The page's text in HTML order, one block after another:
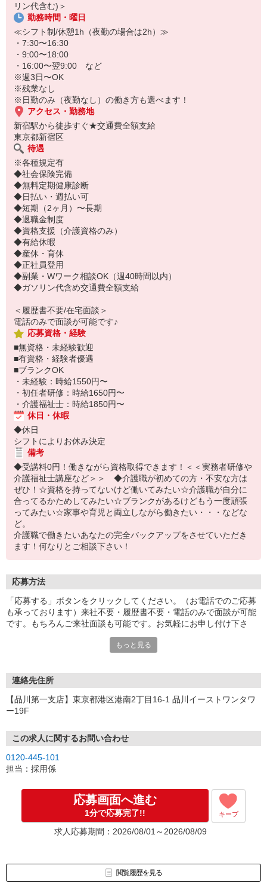
◇完全未経験でも安心◇
・充実した研修制度あり♪優しい先輩が丁寧に教えてくれます。
・サポート業務が中心なので、難しいことは特にありません！無資
格・未経験でもすぐに活躍できます♪
シフトの融通も利くのでプライベートを重視したい人にもおススメ
です！
ご応募お待ちしております♪
リン代含む)＞
勤務時間・曜日
≪シフト制/休憩1h（夜勤の場合は2h）≫
・7:30〜16:30
・9:00〜18:00
・16:00〜翌9:00 など
※週3日〜OK
※残業なし
※日勤のみ（夜勤なし）の働き方も選べます！
アクセス・勤務地
新宿駅から徒歩すぐ★交通費全額支給
東京都新宿区
待遇
※各種規定有
◆社会保険完備
◆無料定期健康診断
◆日払い・週払い可
◆短期（2ヶ月）〜長期
◆退職金制度
◆資格支援（介護資格のみ）
◆有給休暇
◆産休・育休
◆正社員登用
◆副業・Wワーク相談OK（週40時間以内）
◆ガソリン代含め交通費全額支給
＜履歴書不要/在宅面談＞
電話のみで面談が可能です♪
応募資格・経験
■無資格・未経験歓迎
■有資格・経験者優遇
■ブランクOK
・未経験：時給1550円〜
・初任者研修：時給1650円〜
・介護福祉士：時給1850円〜
休日・休暇
◆休日
シフトによりお休み決定
備考
◆受講料0円！働きながら資格取得できます！＜＜実務者研修や
介護福祉士講座など＞＞ ◆介護職が初めての方・不安な方は
ぜひ！☆資格を持ってないけど働いてみたい☆介護職が自分に
合ってるかためしてみたい☆ブランクがあるけどもう一度頑張
ってみたい☆家事や育児と両立しながら働きたい・・・などな
ど。
介護職で働きたいあなたの完全バックアップをさせていただき
ます！何なりとご相談下さい！
応募方法
「応募する」ボタンをクリックしてください。（お電話でのご応募
も承っております）来社不要・履歴書不要・電話のみで面談が可能
です。もちろんご来社面談も可能です。お気軽にお申し付け下さ
もっと見る
連絡先住所
【品川第一支店】東京都港区港南2丁目16-1 品川イーストワンタワ
ー19F
この求人に関するお問い合わせ
0120-445-101
担当：採用係
応募画面へ進む
1分で応募完了!! キープ
求人応募期間：2026/08/01～2026/08/09
閲覧履歴を見る